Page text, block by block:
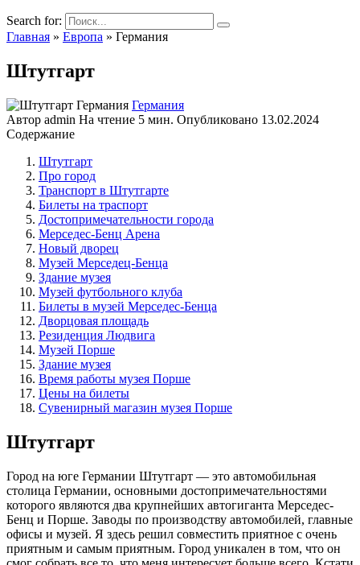
Search for:
Главная » Европа » Германия
Штутгарт
Германия
Автор admin На чтение 5 мин. Опубликовано 13.02.2024
Содержание
Штутгарт
Про город
Транспорт в Штутгарте
Билеты на траспорт
Достопримечательности города
Мерседес-Бенц Арена
Новый дворец
Музей Мерседец-Бенца
Здание музея
Музей футбольного клуба
Билеты в музей Мерседес-Бенца
Дворцовая площадь
Резиденция Людвига
Музей Порше
Здание музея
Время работы музея Порше
Цены на билеты
Сувенирный магазин музея Порше
Штутгарт
Город на юге Германии Штутгарт — это автомобильная
столица Германии, основными достопримечательностями
которого являются два крупнейших автогиганта Мерседес-
Бенц и Порше. Заводы по производству автомобилей, главные
офисы и музей. Я здесь решил совместить приятное с очень
приятным и самым приятным. Город уникален в том, что он